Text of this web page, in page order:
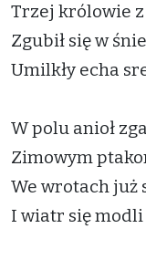
Trzej królowie
Zgubił się w
Umilkły echa
W polu anioł
Zimowym
We wrotach już
I wiatr się